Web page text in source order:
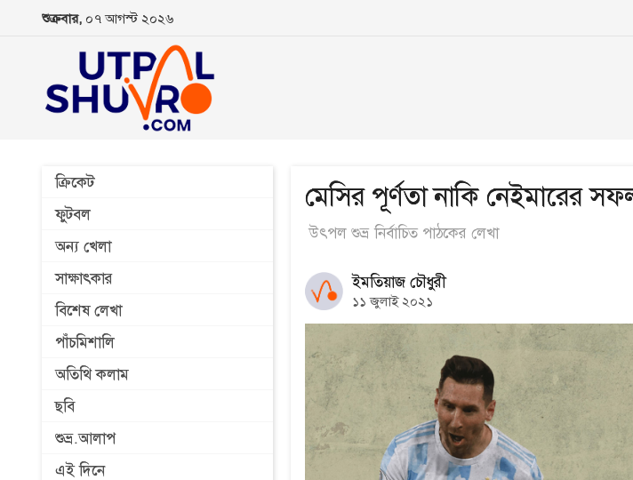
শুক্রবার, ০৭ আগস্ট ২০২৬
ক্রিকেট
ফুটবল
অন্য খেলা
সাক্ষাৎকার
বিশেষ লেখা
পাঁচমিশালি
অতিথি কলাম
ছবি
শুভ্র.আলাপ
এই দিনে
মেসির পূর্ণতা নাকি নেইমারের
উৎপল শুভ্র নির্বাচিত পাঠকের লেখা
ইমতিয়াজ চৌধুরী
১১ জুলাই ২০২১